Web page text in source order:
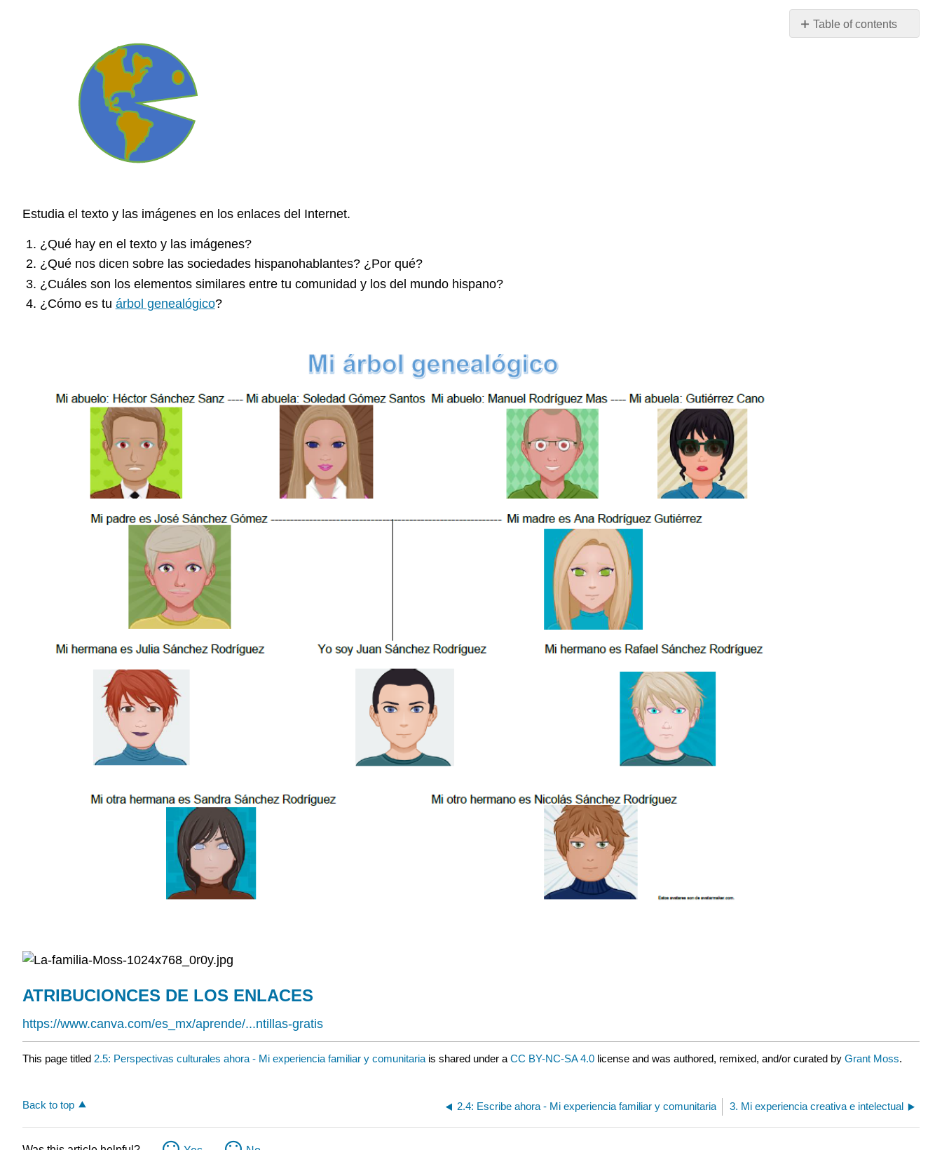
Table of contents
Estudia el texto y las imágenes en los enlaces del Internet.
¿Qué hay en el texto y las imágenes?
¿Qué nos dicen sobre las sociedades hispanohablantes? ¿Por qué?
¿Cuáles son los elementos similares entre tu comunidad y los del mundo hispano?
¿Cómo es tu árbol genealógico?
ATRIBUCIONCES DE LOS ENLACES
https://www.canva.com/es_mx/aprende/...ntillas-gratis
This page titled 2.5: Perspectivas culturales ahora - Mi experiencia familiar y comunitaria is shared under a CC BY-NC-SA 4.0 license and was authored, remixed, and/or curated by Grant Moss.
Back to top 2.4: Escribe ahora - Mi experiencia familiar y comunitaria 3. Mi experiencia creativa e intelectual